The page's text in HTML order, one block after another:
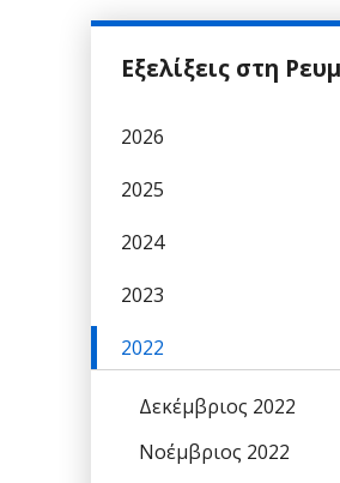
Εξελίξεις στη
2026
2025
2024
2023
2022
Δεκέμβριος 2022
Νοέμβριος 2022